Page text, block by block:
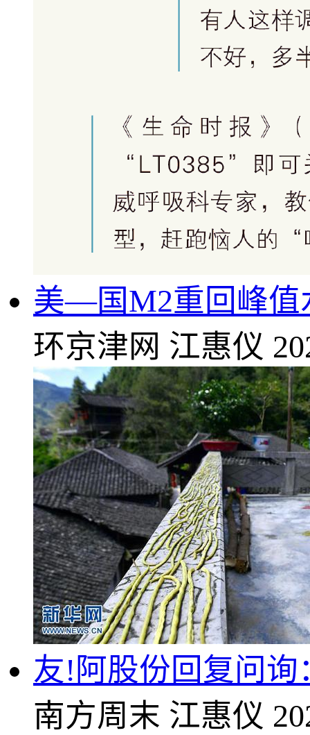
美—国M2重回峰值
环京津网 江惠仪
友!阿股份回复问
南方周末 江惠仪